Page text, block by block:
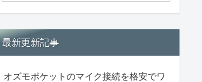
最新更新記事
オズモポケットのマイク接続を格安でワ